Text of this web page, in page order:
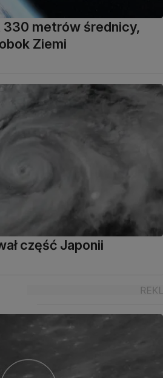
330 metrów średnicy,
Ziemi
część Japonii